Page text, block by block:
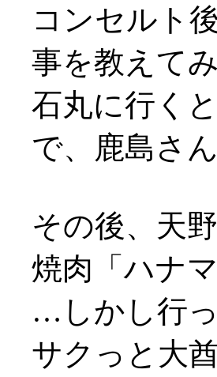
コンセルト
事を教えて
石丸に行く
で、鹿島さ
その後、天
焼肉「ハナ
…しかし行
サクっと大